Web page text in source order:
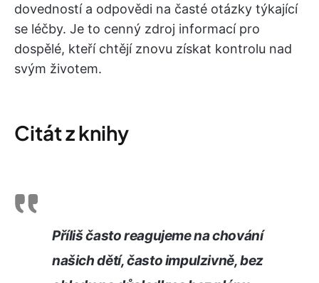
dovedností a odpovědi na časté otázky týkající
se léčby. Je to cenný zdroj informací pro
dospělé, kteří chtějí znovu získat kontrolu nad
svým životem.
Citát z knihy
Příliš často reagujeme na chování
našich dětí, často impulzivně, bez